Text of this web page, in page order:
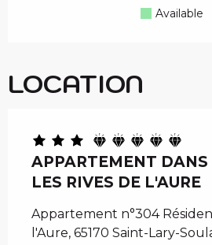
Available
LOCATION
APPARTEMENT DANS
LES RIVES DE L'AURE
Appartement n°304
l'Aure, 65170 Saint-Lary-